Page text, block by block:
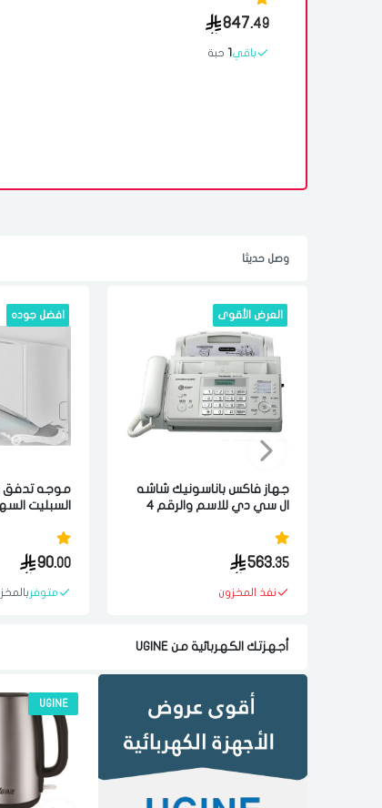
847.49
باقي 1 حبة
وصل حديثا
العرض الأقوى
جهاز فاكس باناسونيك شاشه
ال سي دي للاسم والرقم 4
563.35
نفذ المخزون
افضل جوده
موجه تدفق
السبليت
90.00
متوفر
أجهزتك الكهربائية من UGINE
UGINE